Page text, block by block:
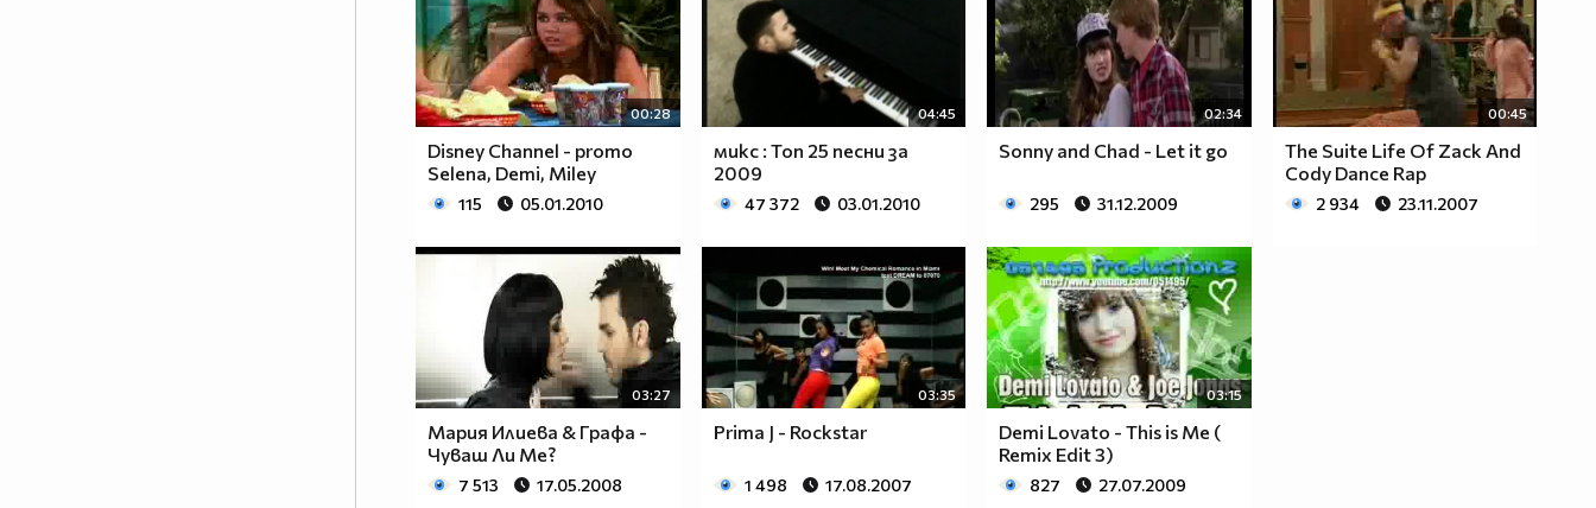
00:28
Disney Channel - promo
Selena, Demi, Miley
115 05.01.2010
04:45
микс : Топ 25 песни за
2009
47 372 03.01.2010
02:34
Sonny and Chad - Let it go
295 31.12.2009
00:45
The Suite Life Of Zack And
Cody Dance Rap
2 934 23.11.2007
03:27
Мария Илиева & Графа -
Чуваш Ли Ме?
7 513 17.05.2008
03:35
Prima J - Rockstar
1 498 17.08.2007
03:15
Demi Lovato - This is Me (
Remix Edit 3)
827 27.07.2009